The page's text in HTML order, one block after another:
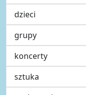
dzieci
grupy
koncerty
sztuka